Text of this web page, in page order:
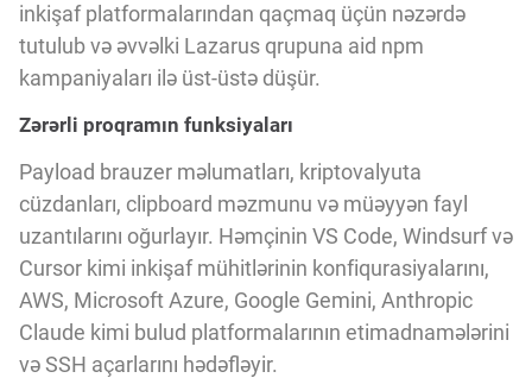
inkişaf platformalarından qaçmaq üçün nəzərdə
tutulub və əvvəlki Lazarus qrupuna aid npm
kampaniyaları ilə üst-üstə düşür.
Zərərli proqramın funksiyaları
Payload brauzer məlumatları, kriptovalyuta
cüzdanları, clipboard məzmunu və müəyyən fayl
uzantılarını oğurlayır. Həmçinin VS Code, Windsurf və
Cursor kimi inkişaf mühitlərinin konfiqurasiyalarını,
AWS, Microsoft Azure, Google Gemini, Anthropic
Claude kimi bulud platformalarının etimadnamələrini
və SSH açarlarını hədəfləyir.